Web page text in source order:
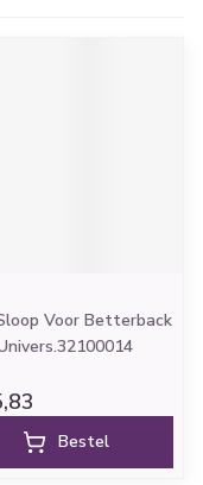
Voor Betterback
Bestel